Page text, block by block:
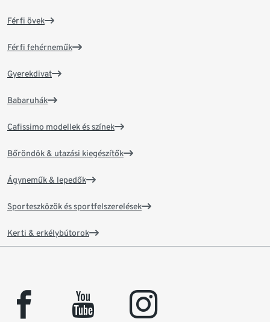
Férfi övek
Férfi fehérneműk
Gyerekdivat
Babaruhák
Cafissimo modellek és színek
Bőröndök & utazási kiegészítők
Ágyneműk & lepedők
Sporteszközök és sportfelszerelések
Kerti & erkélybútorok
facebook youtube instagram